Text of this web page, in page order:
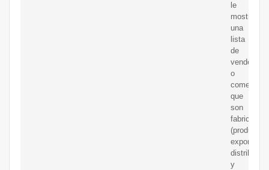
le
mostramos
una
lista
de
o
que
son
fabricantes
y